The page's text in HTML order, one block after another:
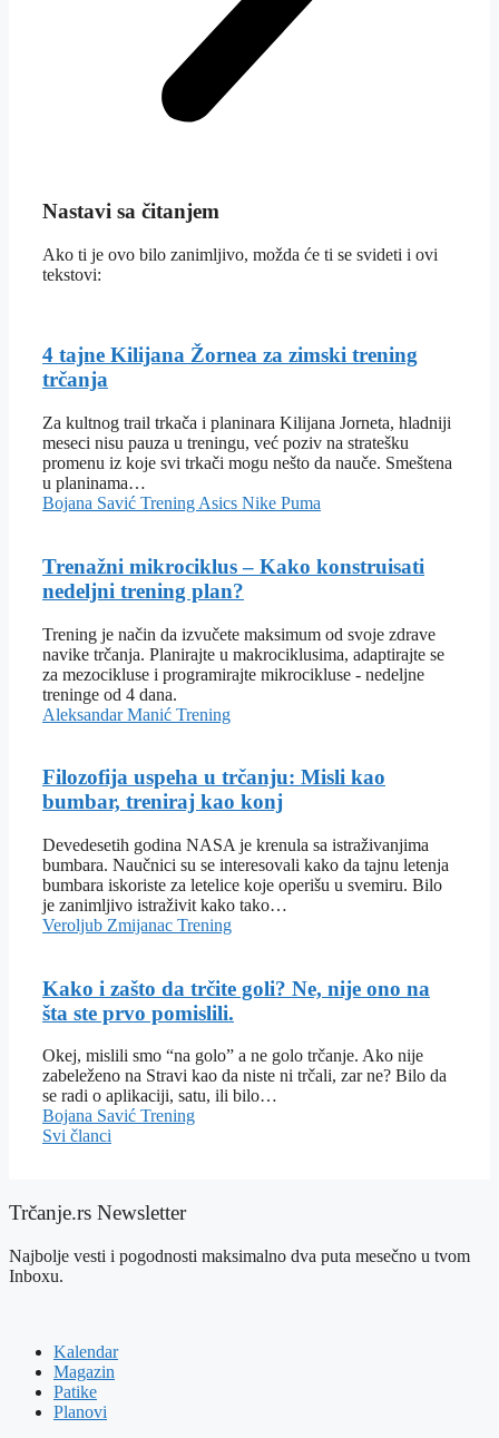
Nastavi sa čitanjem
Ako ti je ovo bilo zanimljivo, možda će ti se svideti i ovi
tekstovi:
4 tajne Kilijana Žornea za zimski trening
trčanja
Za kultnog trail trkača i planinara Kilijana Jorneta, hladniji
meseci nisu pauza u treningu, već poziv na stratešku
promenu iz koje svi trkači mogu nešto da nauče. Smeštena
u planinama…
Bojana Savić Trening Asics Nike Puma
Trenažni mikrociklus – Kako konstruisati
nedeljni trening plan?
Trening je način da izvučete maksimum od svoje zdrave
navike trčanja. Planirajte u makrociklusima, adaptirajte se
za mezocikluse i programirajte mikrocikluse - nedeljne
treninge od 4 dana.
Aleksandar Manić Trening
Filozofija uspeha u trčanju: Misli kao
bumbar, treniraj kao konj
Devedesetih godina NASA je krenula sa istraživanjima
bumbara. Naučnici su se interesovali kako da tajnu letenja
bumbara iskoriste za letelice koje operišu u svemiru. Bilo
je zanimljivo istraživit kako tako…
Veroljub Zmijanac Trening
Kako i zašto da trčite goli? Ne, nije ono na
šta ste prvo pomislili.
Okej, mislili smo “na golo” a ne golo trčanje. Ako nije
zabeleženo na Stravi kao da niste ni trčali, zar ne? Bilo da
se radi o aplikaciji, satu, ili bilo…
Bojana Savić Trening
Svi članci
Trčanje.rs Newsletter
Najbolje vesti i pogodnosti maksimalno dva puta mesečno u tvom
Inboxu.
Kalendar
Magazin
Patike
Planovi